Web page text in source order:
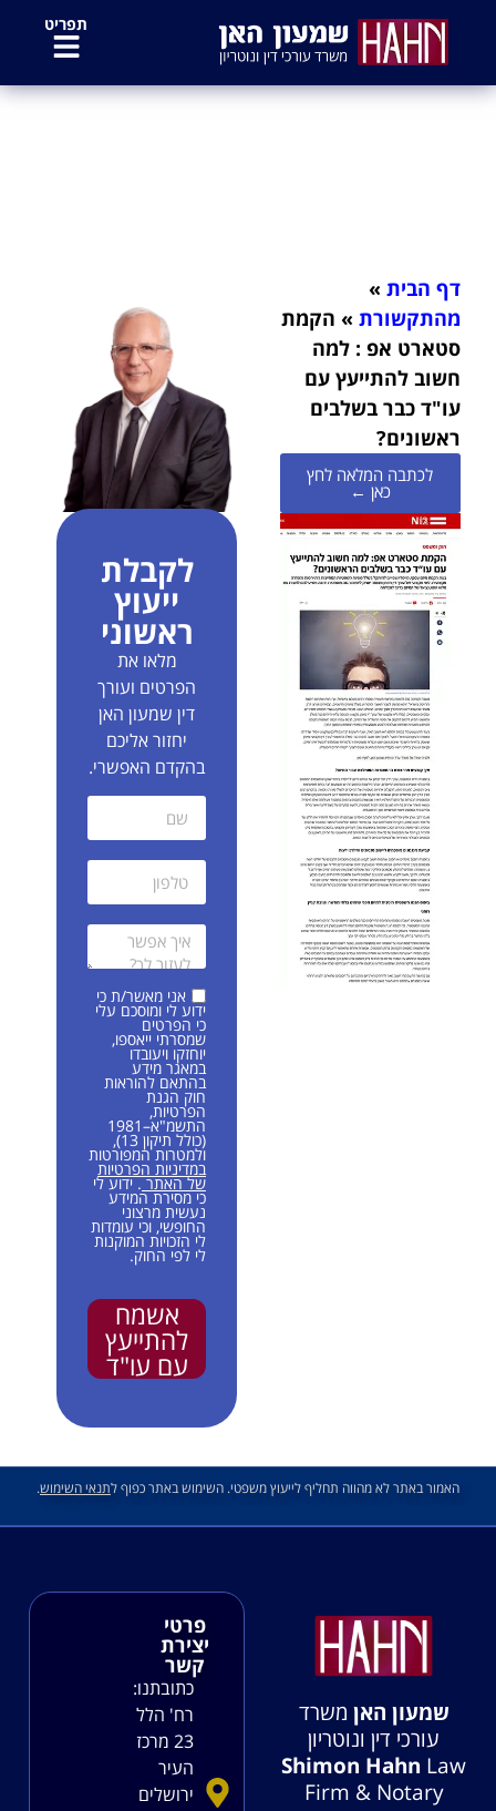
תפריט
דף הבית »
מהתקשורת » הקמת
סטארט אפ : למה
חשוב להתייעץ עם
עו"ד כבר בשלבים
ראשונים?
לכתבה המלאה לחץ
כאן ←
לקבלת
ייעוץ
ראשוני
מלאו את
הפרטים ועורך
דין שמעון האן
יחזור אליכם
בהקדם האפשרי.
אני מאשר/ת כי
ידוע לי ומוסכם עלי
כי הפרטים
שמסרתי ייאספו,
יוחזקו ויעובדו
במאגר מידע
בהתאם להוראות
חוק הגנת
הפרטיות,
התשמ"א–1981
(כולל תיקון 13),
ולמטרות המפורטות
במדיניות הפרטיות
של האתר. ידוע לי
כי מסירת המידע
נעשית מרצוני
החופשי, וכי עומדות
לי הזכויות המוקנות
לי לפי החוק.
אשמח
להתייעץ
עם עו"ד
האמור באתר לא מהווה תחליף לייעוץ משפטי. השימוש באתר כפוף לתנאי השימוש.
שמעון האן משרד
עורכי דין ונוטריון
Shimon Hahn Law
Firm & Notary
פרטי
יצירת
קשר
כתובתנו:
רח' הלל
23 מרכז
העיר
ירושלים